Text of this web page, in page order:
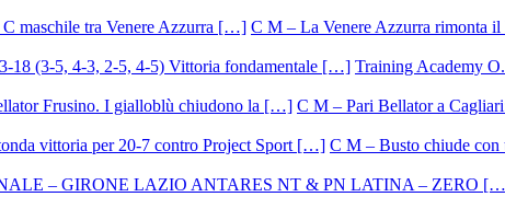
C M – La Venere Azzurra rimonta il
Training Academy
C M – Pari Bellator a
C M – Busto chiude con